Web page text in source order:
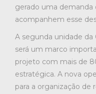
gerado uma demanda
acompanhem esse
A segunda unidade da
será um marco
projeto com mais de
estratégica. A nova
para a organização de